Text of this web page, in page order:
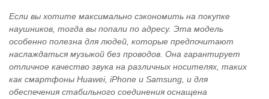
Если вы хотите максимально сэкономить на покупке
наушников, тогда вы попали по адресу. Эта модель
особенно полезна для людей, которые предпочитают
наслаждаться музыкой без проводов. Она гарантирует
отличное качество звука на различных носителях, таких
как смартфоны Huawei, iPhone и Samsung, и для
обеспечения стабильного соединения оснащена